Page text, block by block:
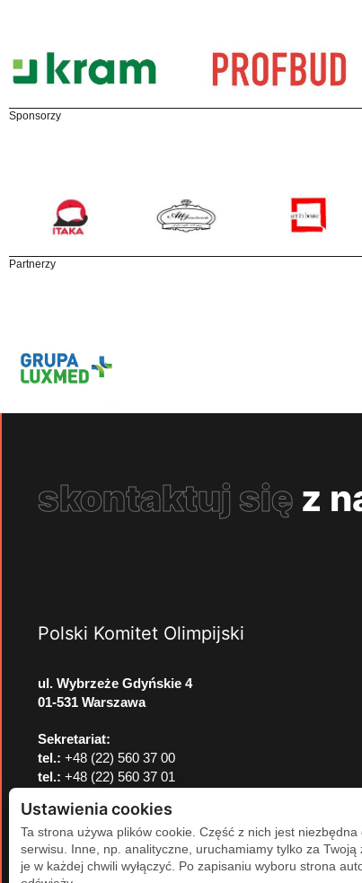
Sponsorzy
Partnerzy
skontaktuj się z
Polski Komitet Olimpijski
ul. Wybrzeże Gdyńskie 4
01-531 Warszawa
Sekretariat:
tel.: +48 (22) 560 37 00
tel.: +48 (22) 560 37 01
Ustawienia cookies
Ta strona używa plików cookie. Część z nich jest niezbędna
serwisu. Inne, np. analityczne, uruchamiamy tylko za Twoją
je w każdej chwili wyłączyć. Po zapisaniu wyboru strona